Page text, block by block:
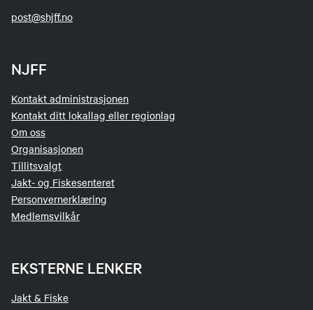
post@shjff.no
NJFF
Kontakt administrasjonen
Kontakt ditt lokallag eller regionlag
Om oss
Organisasjonen
Tillitsvalgt
Jakt- og Fiskesenteret
Personvernerklæring
Medlemsvilkår
EKSTERNE LENKER
Jakt & Fiske